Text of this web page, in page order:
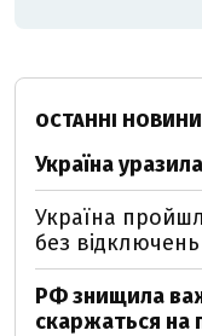
ОСТАННІ НОВИНИ
Україна
Україна
без
РФ знищила
скаржаться на